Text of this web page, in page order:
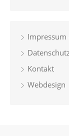
Impressum
Kontakt
Webdesign